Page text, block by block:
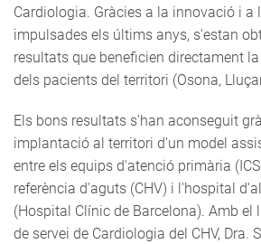
Cardiologia. Gràcies a la innovació i a
impulsades els últims anys, s'estan
resultats que beneficien directament
dels pacients del territori (Osona,
Els bons resultats s'han aconseguit
implantació al territori d'un model
entre els equips d'atenció primària
referència d'aguts (CHV) i l'hospital
(Hospital Clínic de Barcelona). Amb el
de servei de Cardiologia del CHV, Dra.